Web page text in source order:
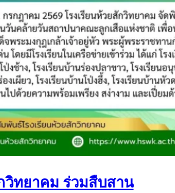
วิทยาคม ร่วมสืบสาน